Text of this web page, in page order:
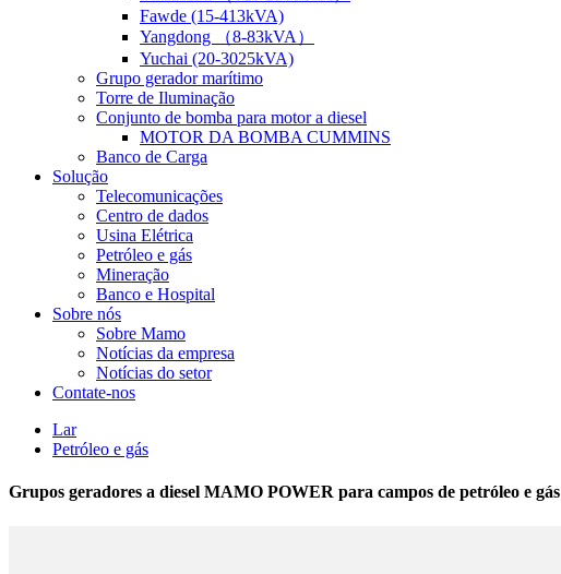
Fawde (15-413kVA)
Yangdong （8-83kVA）
Yuchai (20-3025kVA)
Grupo gerador marítimo
Torre de Iluminação
Conjunto de bomba para motor a diesel
MOTOR DA BOMBA CUMMINS
Banco de Carga
Solução
Telecomunicações
Centro de dados
Usina Elétrica
Petróleo e gás
Mineração
Banco e Hospital
Sobre nós
Sobre Mamo
Notícias da empresa
Notícias do setor
Contate-nos
Lar
Petróleo e gás
Grupos geradores a diesel MAMO POWER para campos de petróleo e gás